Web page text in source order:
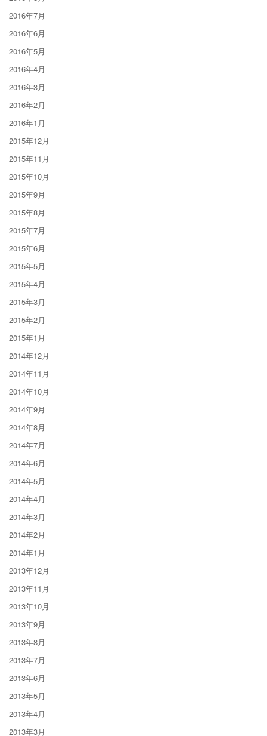
2016年7月
2016年6月
2016年5月
2016年4月
2016年3月
2016年2月
2016年1月
2015年12月
2015年11月
2015年10月
2015年9月
2015年8月
2015年7月
2015年6月
2015年5月
2015年4月
2015年3月
2015年2月
2015年1月
2014年12月
2014年11月
2014年10月
2014年9月
2014年8月
2014年7月
2014年6月
2014年5月
2014年4月
2014年3月
2014年2月
2014年1月
2013年12月
2013年11月
2013年10月
2013年9月
2013年8月
2013年7月
2013年6月
2013年5月
2013年4月
2013年3月